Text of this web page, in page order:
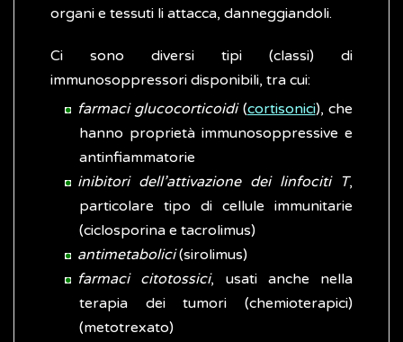
organi e tessuti li attacca, danneggiandoli.
Ci sono diversi tipi (classi) di
immunosoppressori disponibili, tra cui:
farmaci glucocorticoidi(cortisonici), che
hanno proprietà immunosoppressive e
antinfiammatorie
inibitori dell’attivazione dei linfociti T,
particolare tipo di cellule immunitarie
(ciclosporina e tacrolimus)
antimetabolici(sirolimus)
farmaci citotossici, usati anche nella
terapia dei tumori (chemioterapici)
(metotrexato)